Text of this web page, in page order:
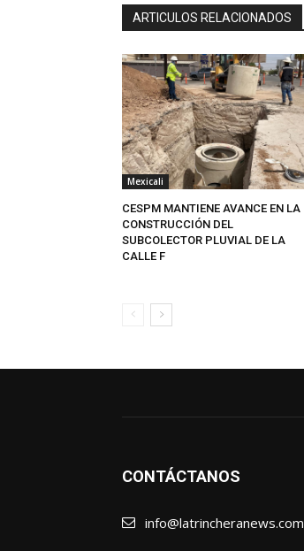
ARTICULOS RELACIONADOS
Mexicali
CESPM MANTIENE AVANCE EN LA
CONSTRUCCIÓN DEL
SUBCOLECTOR PLUVIAL DE LA
CALLE F
CONTÁCTANOS
info@latrincheranews.com